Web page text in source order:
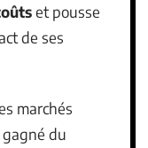
et pousse
de ses
marchés
gagné du